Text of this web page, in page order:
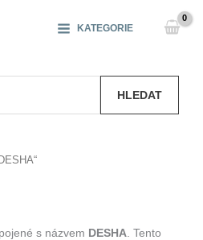
KATEGORIE
HLEDAT
s názvem DESHA . Tento